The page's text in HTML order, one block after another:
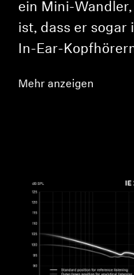
ein Mini-
ist, dass er sogar
In-Ear-
Mehr anzeigen